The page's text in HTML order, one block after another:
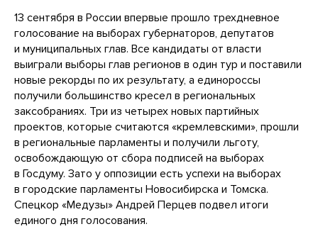
13 сентября в России впервые прошло трехдневное
голосование на выборах губернаторов, депутатов
и муниципальных глав. Все кандидаты от власти
выиграли выборы глав регионов в один тур и поставили
новые рекорды по их результату, а единороссы
получили большинство кресел в региональных
заксобраниях. Три из четырех новых партийных
проектов, которые считаются «кремлевскими», прошли
в региональные парламенты и получили льготу,
освобождающую от сбора подписей на выборах
в Госдуму. Зато у оппозиции есть успехи на выборах
в городские парламенты Новосибирска и Томска.
Спецкор «Медузы» Андрей Перцев подвел итоги
единого дня голосования.